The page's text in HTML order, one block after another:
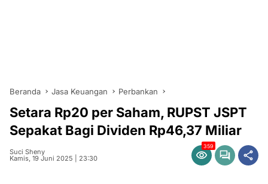
Beranda Jasa Keuangan Perbankan
Setara Rp20 per Saham, RUPST JSPT
Sepakat Bagi Dividen Rp46,37 Miliar
Suci Sheny
Kamis, 19 Juni 2025 | 23:30
359